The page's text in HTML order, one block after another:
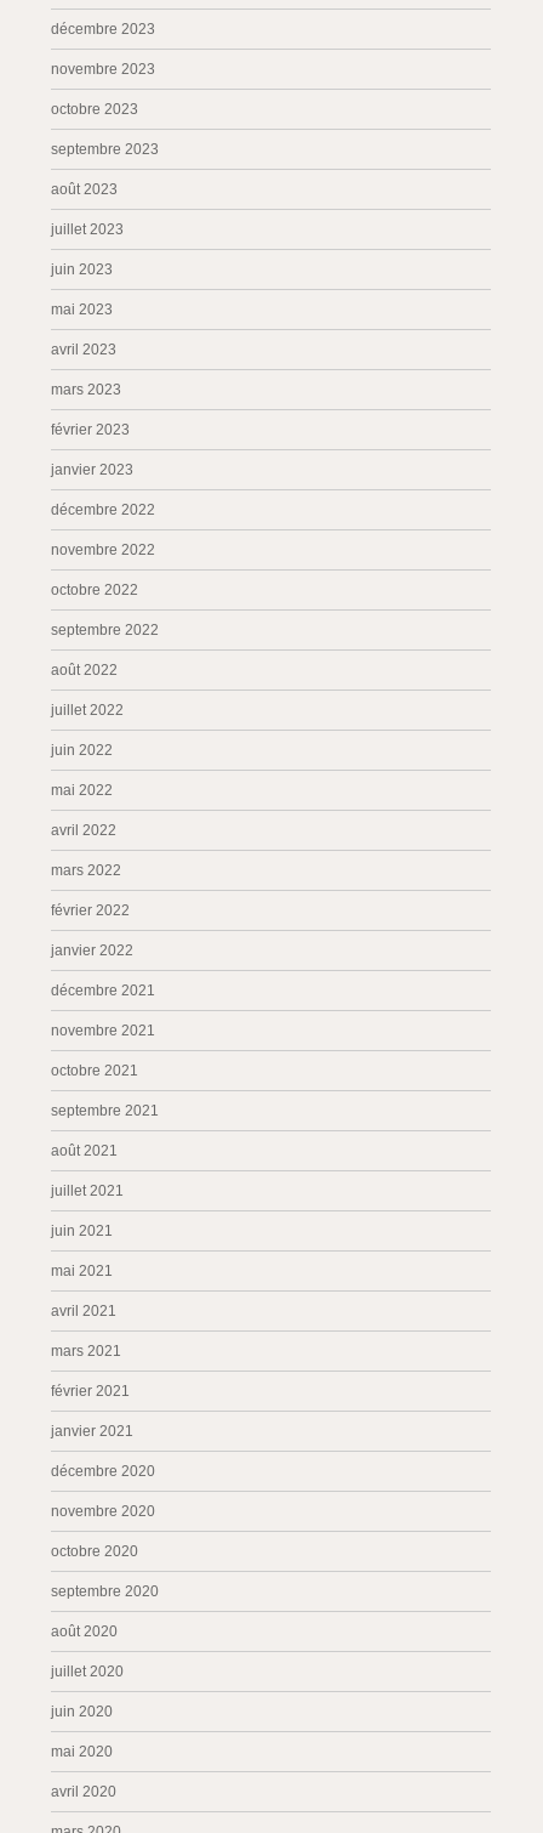
décembre 2023
novembre 2023
octobre 2023
septembre 2023
août 2023
juillet 2023
juin 2023
mai 2023
avril 2023
mars 2023
février 2023
janvier 2023
décembre 2022
novembre 2022
octobre 2022
septembre 2022
août 2022
juillet 2022
juin 2022
mai 2022
avril 2022
mars 2022
février 2022
janvier 2022
décembre 2021
novembre 2021
octobre 2021
septembre 2021
août 2021
juillet 2021
juin 2021
mai 2021
avril 2021
mars 2021
février 2021
janvier 2021
décembre 2020
novembre 2020
octobre 2020
septembre 2020
août 2020
juillet 2020
juin 2020
mai 2020
avril 2020